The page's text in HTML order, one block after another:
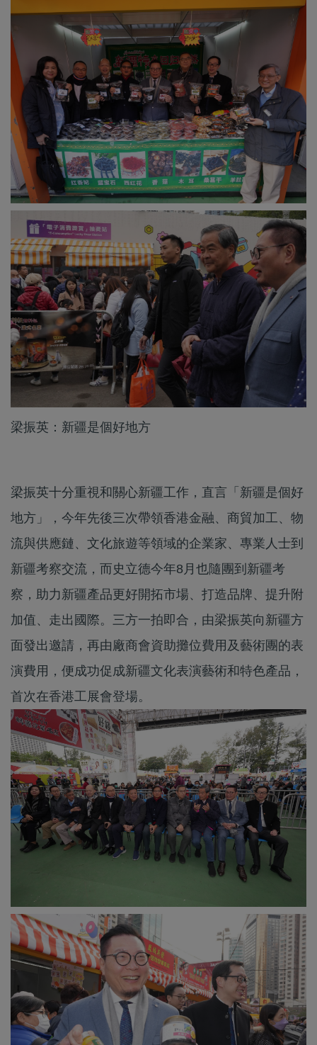
梁振英：新疆是個好地方
梁振英十分重視和關心新疆工作，直言「新疆是個好
地方」，今年先後三次帶領香港金融、商貿加工、物
流與供應鏈、文化旅遊等領域的企業家、專業人士到
新疆考察交流，而史立德今年8月也隨團到新疆考
察，助力新疆產品更好開拓市場、打造品牌、提升附
加值、走出國際。三方一拍即合，由梁振英向新疆方
面發出邀請，再由廠商會資助攤位費用及藝術團的表
演費用，便成功促成新疆文化表演藝術和特色產品，
首次在香港工展會登場。